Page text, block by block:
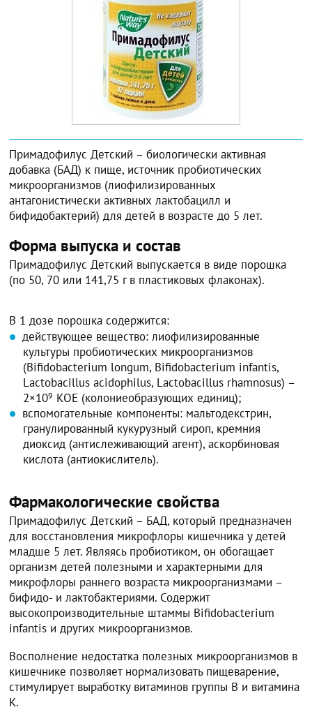
Примадофилус Детский – биологически активная
добавка (БАД) к пище, источник пробиотических
микроорганизмов (лиофилизированных
антагонистически активных лактобацилл и
бифидобактерий) для детей в возрасте до 5 лет.
Форма выпуска и состав
Примадофилус Детский выпускается в виде порошка
(по 50, 70 или 141,75 г в пластиковых флаконах).
В 1 дозе порошка содержится:
действующее вещество: лиофилизированные
культуры пробиотических микроорганизмов
(Bifidobacterium longum, Bifidobacterium infantis,
Lactobacillus acidophilus, Lactobacillus rhamnosus) –
2×109 КОЕ (колониеобразующих единиц);
вспомогательные компоненты: мальтодекстрин,
гранулированный кукурузный сироп, кремния
диоксид (антислеживающий агент), аскорбиновая
кислота (антиокислитель).
Фармакологические свойства
Примадофилус Детский – БАД, который предназначен
для восстановления микрофлоры кишечника у детей
младше 5 лет. Являясь пробиотиком, он обогащает
организм детей полезными и характерными для
микрофлоры раннего возраста микроорганизмами –
бифидо- и лактобактериями. Содержит
высокопроизводительные штаммы Bifidobacterium
infantis и других микроорганизмов.
Восполнение недостатка полезных микроорганизмов в
кишечнике позволяет нормализовать пищеварение,
стимулирует выработку витаминов группы B и витамина
K.